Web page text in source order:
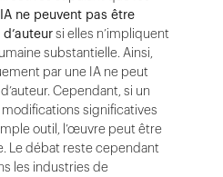
ne peuvent pas être
si elles n’impliquent
substantielle. Ainsi,
par une IA ne peut
Cependant, si un
significatives
outil, l’œuvre peut être
Le débat reste cependant
les industries de